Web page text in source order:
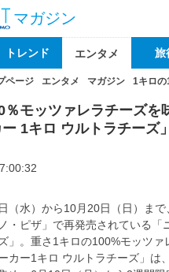
マガジン
トレンド エンタメ 旅
ページ エンタメ マガジン 1キロの
％モッツァレラチーズを
1キロ ウルトラチーズ
（水）から10月20日（日）ま
・ピザ」で再発売されている「
」。重さ1キロの100%モッツァ
カー1キロ ウルトラチーズ」は